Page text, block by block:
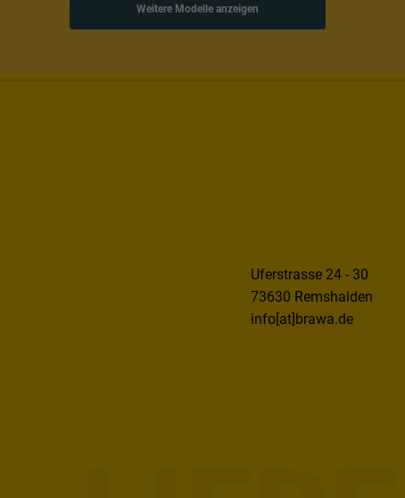
Weitere Modelle anzeigen
Uferstrasse 24 - 30
73630 Remshalden
info[at]brawa.de